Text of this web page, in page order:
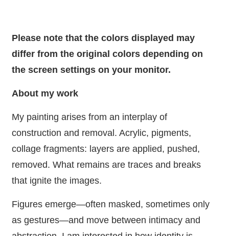
Please note that the colors displayed may
differ from the original colors depending on
the screen settings on your monitor.
About my work
My painting arises from an interplay of
construction and removal. Acrylic, pigments,
collage fragments: layers are applied, pushed,
removed. What remains are traces and breaks
that ignite the images.
Figures emerge—often masked, sometimes only
as gestures—and move between intimacy and